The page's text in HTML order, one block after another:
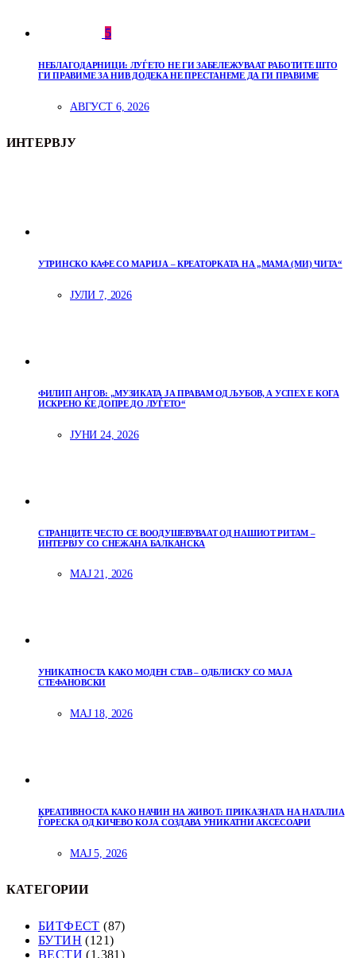
5
НЕБЛАГОДАРНИЦИ: ЛУЃЕТО НЕ ГИ ЗАБЕЛЕЖУВААТ РАБОТИТЕ ШТО
ГИ ПРАВИМЕ ЗА НИВ ДОДЕКА НЕ ПРЕСТАНЕМЕ ДА ГИ ПРАВИМЕ
АВГУСТ 6, 2026
ИНТЕРВЈУ
УТРИНСКО КАФЕ СО МАРИЈА – КРЕАТОРКАТА НА „МАМА (МИ) ЧИТА“
ЈУЛИ 7, 2026
ФИЛИП АНГОВ: „МУЗИКАТА ЈА ПРАВАМ ОД ЉУБОВ, А УСПЕХ Е КОГА
ИСКРЕНО ЌЕ ДОПРЕ ДО ЛУЃЕТО“
ЈУНИ 24, 2026
СТРАНЦИТЕ ЧЕСТО СЕ ВООДУШЕВУВААТ ОД НАШИОТ РИТАМ –
ИНТЕРВЈУ СО СНЕЖАНА БАЛКАНСКА
МАЈ 21, 2026
УНИКАТНОСТА КАКО МОДЕН СТАВ – ОДБЛИСКУ СО МАЈА
СТЕФАНОВСКИ
МАЈ 18, 2026
КРЕАТИВНОСТА КАКО НАЧИН НА ЖИВОТ: ПРИКАЗНАТА НА НАТАЛИА
ЃОРЕСКА ОД КИЧЕВО КОЈА СОЗДАВА УНИКАТНИ АКСЕСОАРИ
МАЈ 5, 2026
КАТЕГОРИИ
БИТФЕСТ (87)
БУТИН (121)
ВЕСТИ (1.381)